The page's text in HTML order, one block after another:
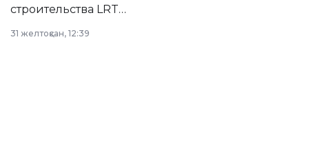
строительства LRT
республиканского
31 желтоқсан, 12:39